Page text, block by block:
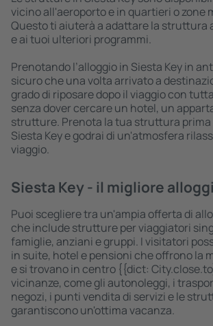
vicino all'aeroporto e in quartieri o zone
Questo ti aiuterà a adattare la struttura
e ai tuoi ulteriori programmi.
Prenotando l’alloggio in Siesta Key in
sicuro che una volta arrivato a
grado di riposare dopo il viaggio con
senza dover cercare un hotel, un
strutture. Prenota la tua struttura prima
Siesta Key e godrai di un'atmosfera
viaggio.
Siesta Key - il migliore
Puoi scegliere tra un'ampia offerta di
che include strutture per viaggiatori
famiglie, anziani e gruppi. I visitatori
in suite, hotel e pensioni che offrono la
e si trovano in centro {{dict:
vicinanze, come gli autonoleggi, i
negozi, i punti vendita di servizi e le
garantiscono un'ottima vacanza.